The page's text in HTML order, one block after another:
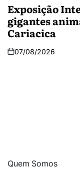
Exposição
gigantes
Cariacica
07/08/2026
Quem Somos